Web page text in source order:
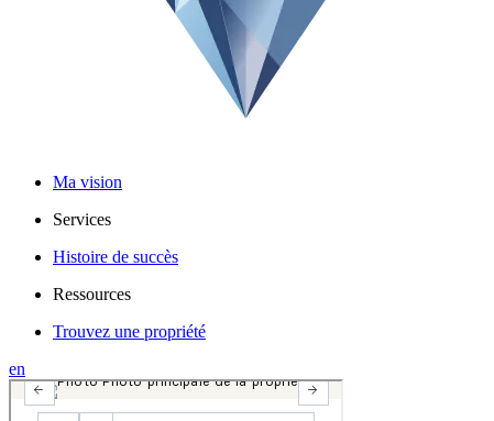
Ma vision
Services
Histoire de succès
Ressources
Trouvez une propriété
en